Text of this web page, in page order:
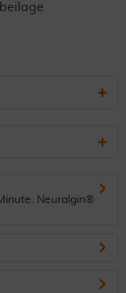
Neuralgin®